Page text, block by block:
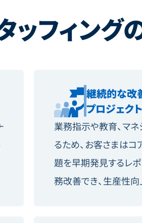
ッフィング
継続的な改
プロジェク
業務指示や教育、マ
るため、お客さまは
題を早期発見するレポ
務改善でき、生産性向